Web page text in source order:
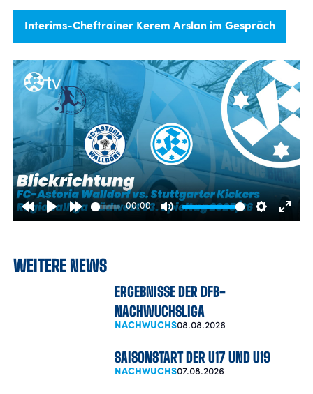
Interims-Cheftrainer Kerem Arslan im Gespräch
Rewind
PlayForward
00:00
Mute Settings
Enter
WEITERE NEWS
ERGEBNISSE DER DFB-
NACHWUCHSLIGA
NACHWUCHS08.08.2026
SAISONSTART DER U17 UND U19
NACHWUCHS07.08.2026